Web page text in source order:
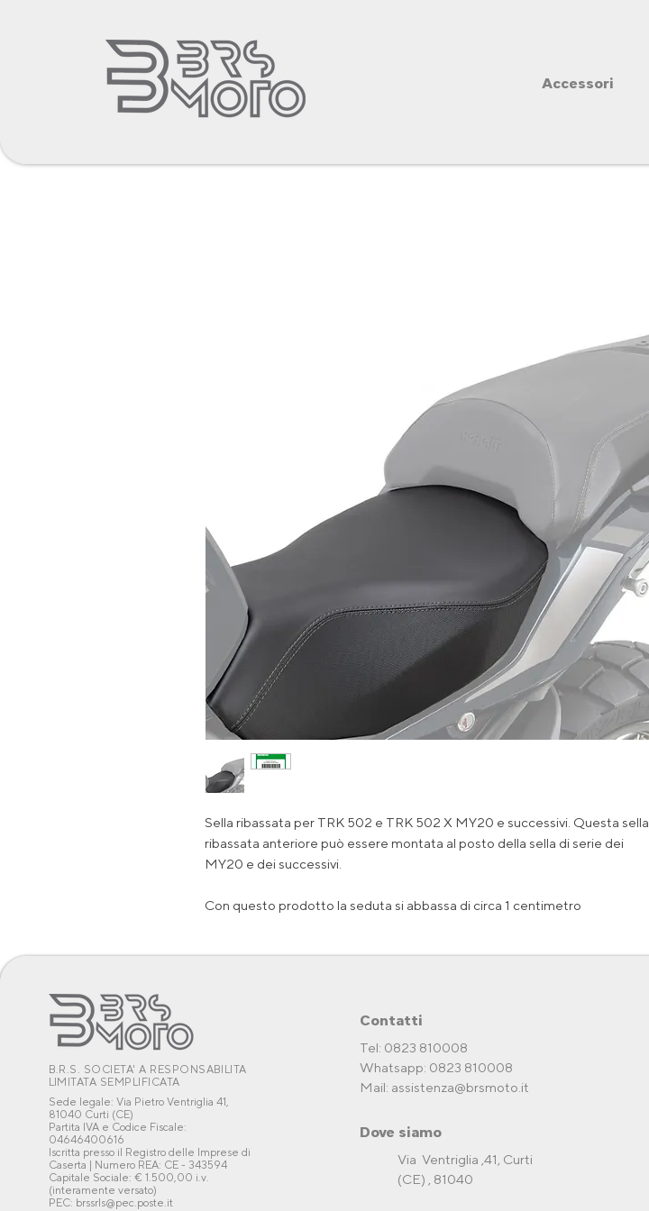
Accessori
Sella ribassata per TRK 502 e TRK 502 X MY20 e successivi. Questa sella
ribassata anteriore può essere montata al posto della sella di serie dei
MY20 e dei successivi.
Con questo prodotto la seduta si abbassa di circa 1 centimetro
B.R.S. SOCIETA' A RESPONSABILITA
LIMITATA SEMPLIFICATA
Sede legale: Via Pietro Ventriglia 41,
81040 Curti (CE)
Partita IVA e Codice Fiscale:
04646400616
Iscritta presso il Registro delle Imprese di
Caserta | Numero REA: CE - 343594
Capitale Sociale: € 1.500,00 i.v.
(interamente versato)
PEC: brssrls@pec.poste.it
Contatti
Tel: 0823 810008
Whatsapp: 0823 810008
Mail: assistenza@brsmoto.it
Dove siamo
Via Ventriglia ,41, Curti
(CE) , 81040